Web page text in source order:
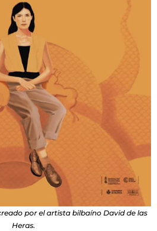
por el artista bilbaíno David de las
Heras.